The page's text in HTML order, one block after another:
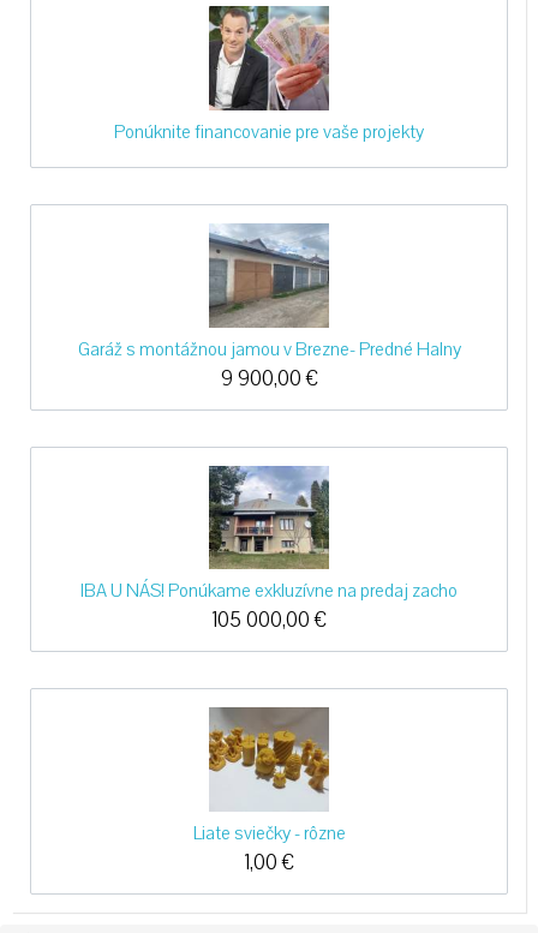
Ponúknite financovanie pre vaše projekty
Garáž s montážnou jamou v Brezne- Predné Halny
9 900,00€
IBA U NÁS! Ponúkame exkluzívne na predaj zacho
105 000,00 €
Liate sviečky - rôzne
1,00 €